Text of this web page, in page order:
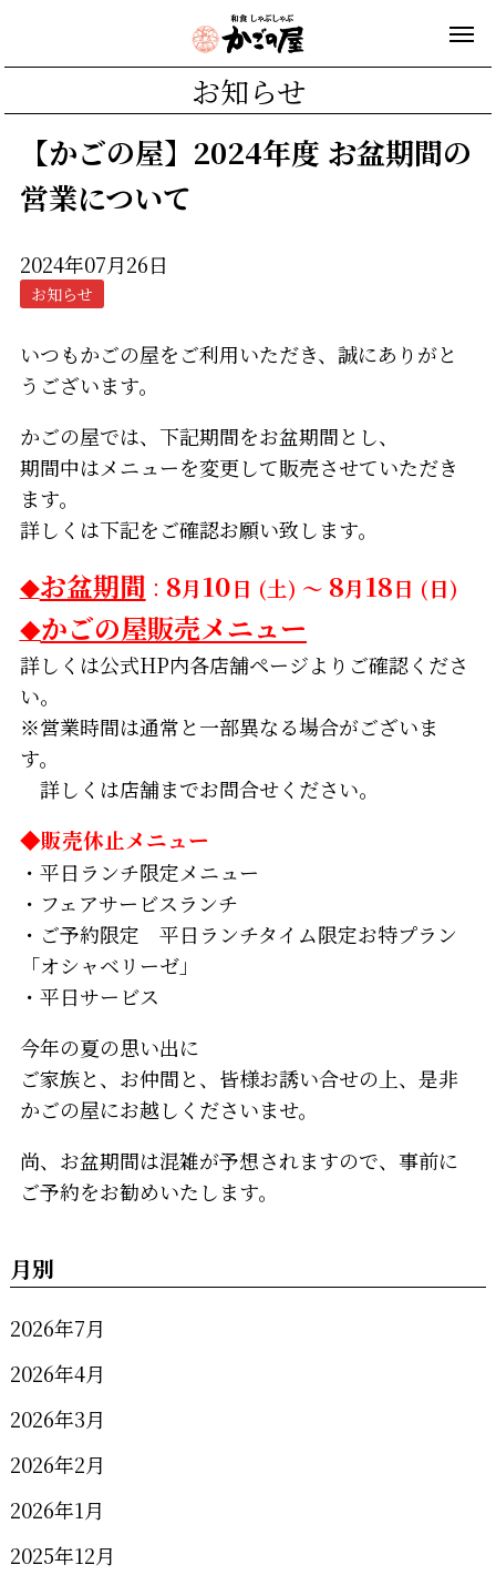
お知らせ
【かごの屋】2024年度 お盆期間の
営業について
2024年07月26日
お知らせ
いつもかごの屋をご利用いただき、誠にありがと
うございます。
かごの屋では、下記期間をお盆期間とし、
期間中はメニューを変更して販売させていただき
ます。
詳しくは下記をご確認お願い致します。
◆お盆期間 ： 8月10日 (土) ～ 8月18日 (日)
◆かごの屋販売メニュー
詳しくは公式HP内各店舗ページよりご確認くださ
い。
※営業時間は通常と一部異なる場合がございま
す。
詳しくは店舗までお問合せください。
◆販売休止メニュー
・平日ランチ限定メニュー
・フェアサービスランチ
・ご予約限定 平日ランチタイム限定お特プラン
「オシャベリーゼ」
・平日サービス
今年の夏の思い出に
ご家族と、お仲間と、皆様お誘い合せの上、是非
かごの屋にお越しくださいませ。
尚、お盆期間は混雑が予想されますので、事前に
ご予約をお勧めいたします。
月別
2026年7月
2026年4月
2026年3月
2026年2月
2026年1月
2025年12月